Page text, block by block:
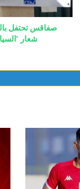
صفاقس تحتفل
شعار